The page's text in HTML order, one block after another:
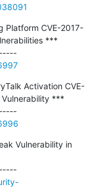
Platform CVE-2017-
***
---------------------------------------------
Activation CVE-
Vulnerability ***
---------------------------------------------
Vulnerability in
---------------------------------------------